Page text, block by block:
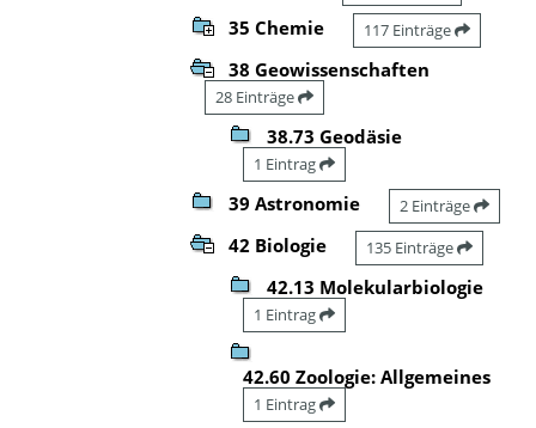
35 Chemie 117 Einträge
38 Geowissenschaften
28 Einträge
38.73 Geodäsie
1 Eintrag
39 Astronomie 2 Einträge
42 Biologie 135 Einträge
42.13 Molekularbiologie
1 Eintrag
42.60 Zoologie: Allgemeines
1 Eintrag